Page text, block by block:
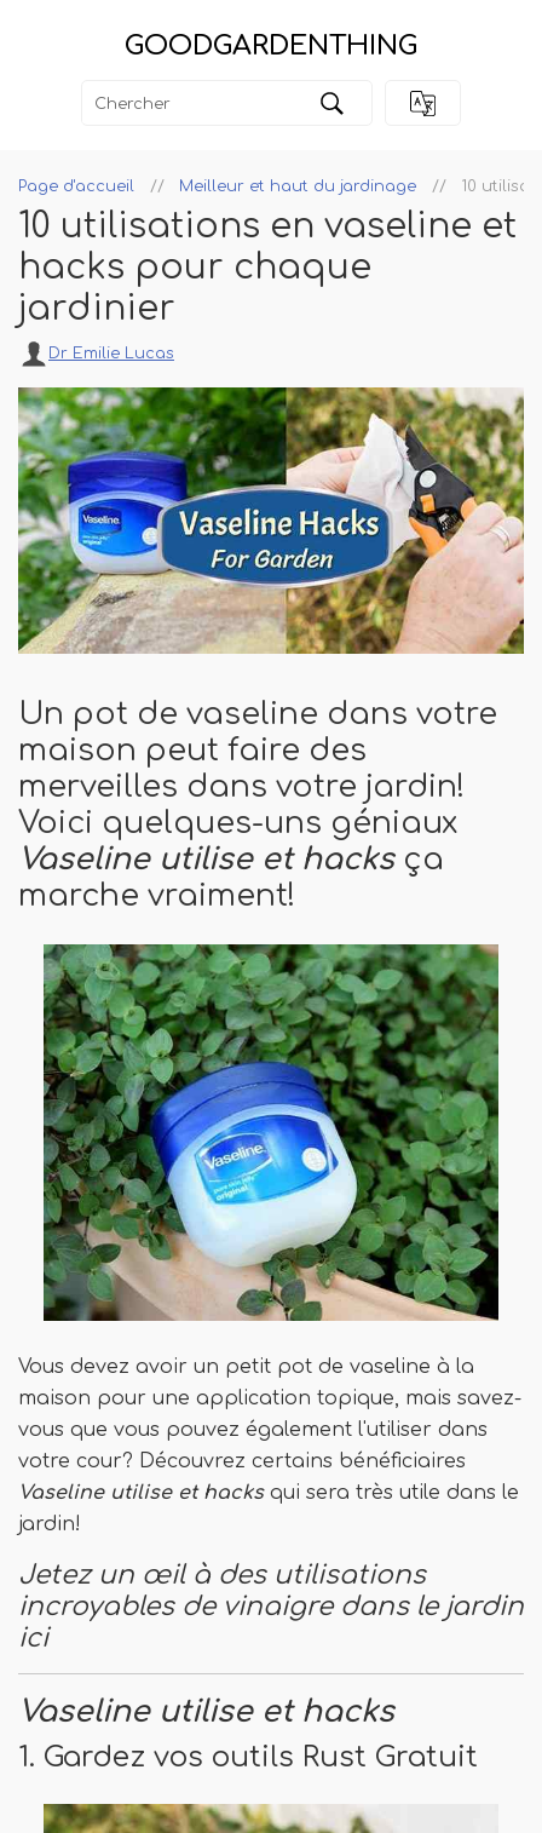
GOODGARDENTHING
Page d'accueil Meilleur et haut du jardinage 10
10 utilisations en vaseline et
hacks pour chaque
jardinier
Dr Emilie Lucas
Un pot de vaseline dans votre
maison peut faire des
merveilles dans votre jardin!
Voici quelques-uns géniaux
Vaseline utilise et hacksça
marche vraiment!
Vous devez avoir un petit pot de vaseline à la
maison pour une application topique, mais savez-
vous que vous pouvez également l'utiliser dans
votre cour? Découvrez certains bénéficiaires
Vaseline utilise et hacksqui sera très utile dans le
jardin!
Jetez un œil à des utilisations
incroyables de vinaigre dans le jardin
ici
Vaseline utilise et hacks
1. Gardez vos outils Rust Gratuit